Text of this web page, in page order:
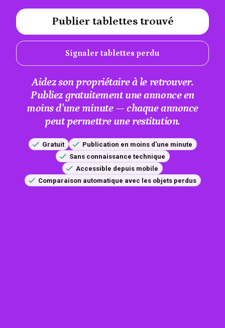
Publier tablettes trouvé
Signaler tablettes perdu
#A12AEB
Aidez son propriétaire à le retrouver.
Publiez gratuitement une annonce en
moins d'une minute — chaque annonce
peut permettre une restitution.
Gratuit
Publication en moins d'une minute
Sans connaissance technique
Accessible depuis mobile
Comparaison automatique avec les objets perdus